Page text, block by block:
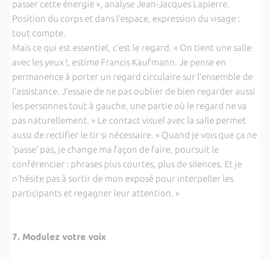
passer cette énergie », analyse Jean-Jacques Lapierre.
Position du corps et dans l’espace, expression du visage :
tout compte.
Mais ce qui est essentiel, c’est le regard. « On tient une salle
avec les yeux !, estime Francis Kaufmann. Je pense en
permanence à porter un regard circulaire sur l’ensemble de
l’assistance. J’essaie de ne pas oublier de bien regarder aussi
les personnes tout à gauche, une partie où le regard ne va
pas naturellement. » Le contact visuel avec la salle permet
aussi de rectifier le tir si nécessaire. « Quand je vois que ça ne
‘passe’ pas, je change ma façon de faire, poursuit le
conférencier : phrases plus courtes, plus de silences. Et je
n’hésite pas à sortir de mon exposé pour interpeller les
participants et regagner leur attention. »
7. Modulez votre voix